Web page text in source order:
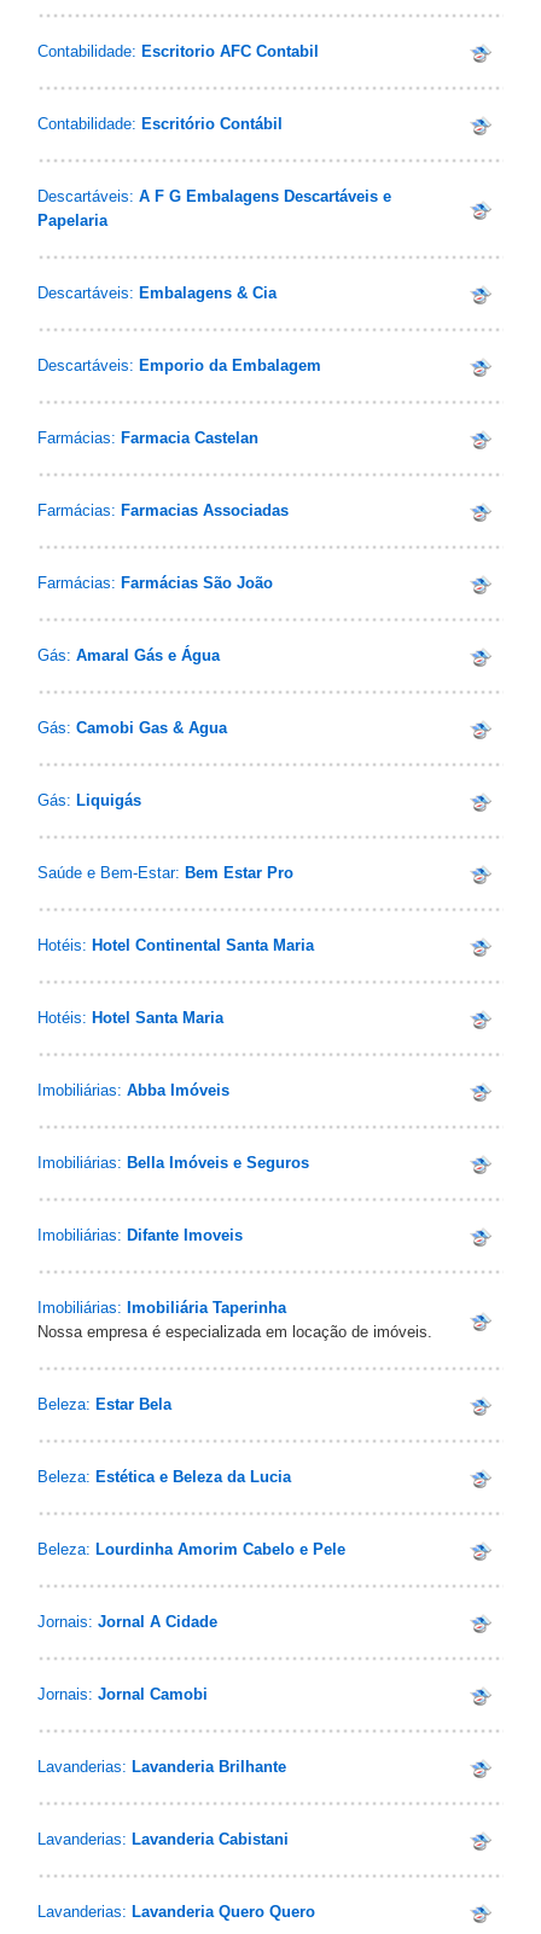
Contabilidade: Escritorio AFC Contabil
Contabilidade: Escritório Contábil
Descartáveis: A F G Embalagens Descartáveis e
Papelaria
Descartáveis: Embalagens & Cia
Descartáveis: Emporio da Embalagem
Farmácias: Farmacia Castelan
Farmácias: Farmacias Associadas
Farmácias: Farmácias São João
Gás: Amaral Gás e Água
Gás: Camobi Gas & Agua
Gás: Liquigás
Saúde e Bem-Estar: Bem Estar Pro
Hotéis: Hotel Continental Santa Maria
Hotéis: Hotel Santa Maria
Imobiliárias: Abba Imóveis
Imobiliárias: Bella Imóveis e Seguros
Imobiliárias: Difante Imoveis
Imobiliárias: Imobiliária Taperinha
Nossa empresa é especializada em locação de imóveis.
Beleza: Estar Bela
Beleza: Estética e Beleza da Lucia
Beleza: Lourdinha Amorim Cabelo e Pele
Jornais: Jornal A Cidade
Jornais: Jornal Camobi
Lavanderias: Lavanderia Brilhante
Lavanderias: Lavanderia Cabistani
Lavanderias: Lavanderia Quero Quero